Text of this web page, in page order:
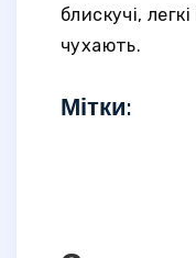
блискучі,
чухають.
Мітки: